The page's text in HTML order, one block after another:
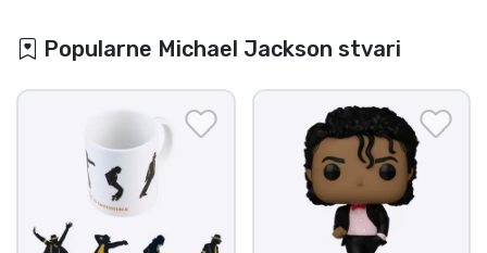
Popularne Michael Jackson stvari